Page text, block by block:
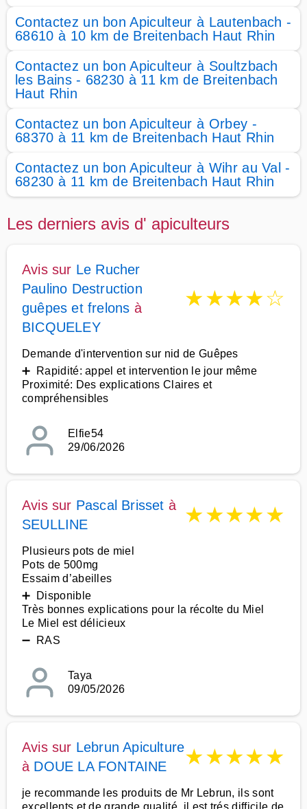
Contactez un bon Apiculteur à Lautenbach -
68610 à 10 km de Breitenbach Haut Rhin
Contactez un bon Apiculteur à Soultzbach
les Bains - 68230 à 11 km de Breitenbach
Haut Rhin
Contactez un bon Apiculteur à Orbey -
68370 à 11 km de Breitenbach Haut Rhin
Contactez un bon Apiculteur à Wihr au Val -
68230 à 11 km de Breitenbach Haut Rhin
Les derniers avis d' apiculteurs
Avis sur Le Rucher
Paulino Destruction
guêpes et frelons à
BICQUELEY
★★★★☆
Demande d'intervention sur nid de Guêpes
➕ Rapidité: appel et intervention le jour même
Proximité: Des explications Claires et
compréhensibles
Elfie54
29/06/2026
Avis sur Pascal Brisset à
SEULLINE
★★★★★
Plusieurs pots de miel
Pots de 500mg
Essaim d’abeilles
➕ Disponible
Très bonnes explications pour la récolte du Miel
Le Miel est délicieux
➖ RAS
Taya
09/05/2026
Avis sur Lebrun Apiculture
à DOUE LA FONTAINE ★★★★★
je recommande les produits de Mr Lebrun, ils sont
excellents et de grande qualité, il est trés difficile de